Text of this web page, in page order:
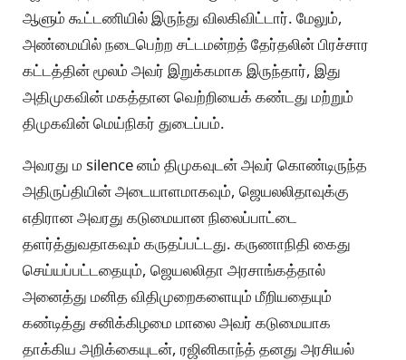
ஆளும் கூட்டணியில் இருந்து விலகிவிட்டார். மேலும்,
அண்மையில் நடைபெற்ற சட்டமன்றத் தேர்தலின் பிரச்சார
கட்டத்தின் மூலம் அவர் இறுக்கமாக இருந்தார், இது
அதிமுகவின் மகத்தான வெற்றியைக் கண்டது மற்றும்
திமுகவின் மெய்நிகர் துடைப்பம்.
அவரது ம silence னம் திமுகவுடன் அவர் கொண்டிருந்த
அதிருப்தியின் அடையாளமாகவும், ஜெயலலிதாவுக்கு
எதிரான அவரது கடுமையான நிலைப்பாட்டை
தளர்த்துவதாகவும் கருதப்பட்டது. கருணாநிதி கைது
செய்யப்பட்டதையும், ஜெயலலிதா அரசாங்கத்தால்
அனைத்து மனித விதிமுறைகளையும் மீறியதையும்
கண்டித்து சனிக்கிழமை மாலை அவர் கடுமையாக
தாக்கிய அறிக்கையுடன், ரஜினிகாந்த் தனது அரசியல்